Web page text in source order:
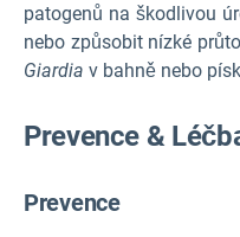
patogenů na škodlivou
nebo způsobit nízké
Giardia v bahně nebo
Prevence &
Prevence